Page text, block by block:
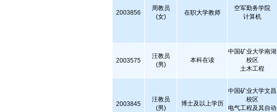
2003856
周教员
(女)
在职大学教师
空军勤务学院
计算机
2003575
汪教员
(男)
本科在读
中国矿业大学南湖
校区
土木工程
2003845
汪教员
(男)
博士及以上学历
中国矿业大学文昌
校区
电气工程及其自动